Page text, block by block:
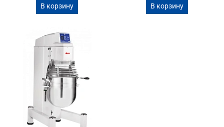
В корзину В корзину